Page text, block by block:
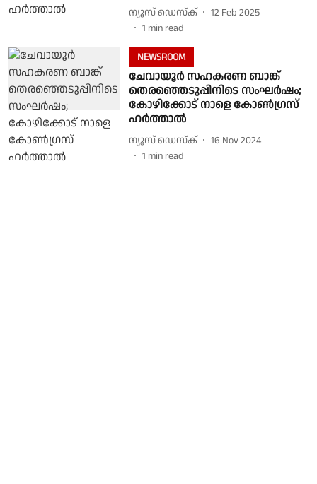
ന്യൂസ് ഡെസ്ക്
12 Feb 2025
1 min read
NEWSROOM
ചേവായൂർ സഹകരണ ബാങ്ക്
തെരഞ്ഞെടുപ്പിനിടെ സംഘർഷം;
കോഴിക്കോട് നാളെ കോൺഗ്രസ്
ഹർത്താൽ
ന്യൂസ് ഡെസ്ക്
16 Nov 2024
1 min read